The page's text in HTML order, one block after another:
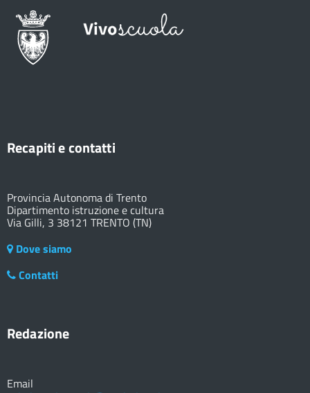
Recapiti e contatti
Provincia Autonoma di Trento
Dipartimento istruzione e cultura
Via Gilli, 3 38121 TRENTO (TN)
Dove siamo
Contatti
Redazione
Email